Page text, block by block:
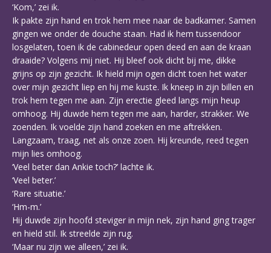
‘Kom,’ zei ik.
Ik pakte zijn hand en trok hem mee naar de badkamer. Samen
gingen we onder de douche staan. Had ik hem tussendoor
losgelaten, toen ik de cabinedeur open deed en aan de kraan
draaide? Volgens mij niet. Hij bleef ook dicht bij me, dikke
grijns op zijn gezicht. Ik hield mijn ogen dicht toen het water
over mijn gezicht liep en hij me kuste. Ik kneep in zijn billen en
trok hem tegen me aan. Zijn erectie gleed langs mijn heup
omhoog. Hij duwde hem tegen me aan, harder, strakker. We
zoenden. Ik voelde zijn hand zoeken en me aftrekken.
Langzaam, traag, net als onze zoen. Hij kreunde, reed tegen
mijn lies omhoog.
‘Veel beter dan Ankie toch?’ lachte ik.
‘Veel beter.’
‘Rare situatie.’
‘Hm-m.’
Hij duwde zijn hoofd steviger in mijn nek, zijn hand ging trager
en hield stil. Ik streelde zijn rug.
‘Maar nu zijn we alleen,’ zei ik.